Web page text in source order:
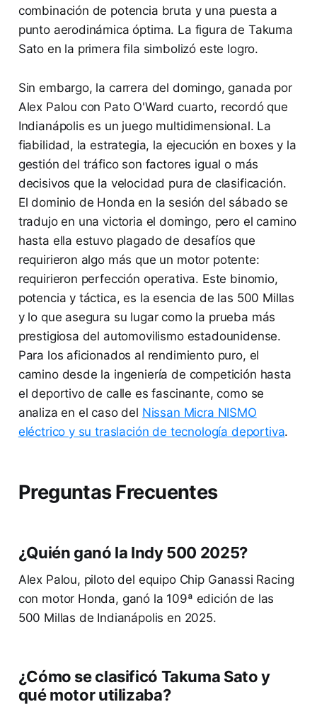
combinación de potencia bruta y una puesta a
punto aerodinámica óptima. La figura de Takuma
Sato en la primera fila simbolizó este logro.
Sin embargo, la carrera del domingo, ganada por
Alex Palou con Pato O'Ward cuarto, recordó que
Indianápolis es un juego multidimensional. La
fiabilidad, la estrategia, la ejecución en boxes y la
gestión del tráfico son factores igual o más
decisivos que la velocidad pura de clasificación.
El dominio de Honda en la sesión del sábado se
tradujo en una victoria el domingo, pero el camino
hasta ella estuvo plagado de desafíos que
requirieron algo más que un motor potente:
requirieron perfección operativa. Este binomio,
potencia y táctica, es la esencia de las 500 Millas
y lo que asegura su lugar como la prueba más
prestigiosa del automovilismo estadounidense.
Para los aficionados al rendimiento puro, el
camino desde la ingeniería de competición hasta
el deportivo de calle es fascinante, como se
analiza en el caso del Nissan Micra NISMO
eléctrico y su traslación de tecnología deportiva.
Preguntas Frecuentes
¿Quién ganó la Indy 500 2025?
Alex Palou, piloto del equipo Chip Ganassi Racing
con motor Honda, ganó la 109ª edición de las
500 Millas de Indianápolis en 2025.
¿Cómo se clasificó Takuma Sato y
qué motor utilizaba?